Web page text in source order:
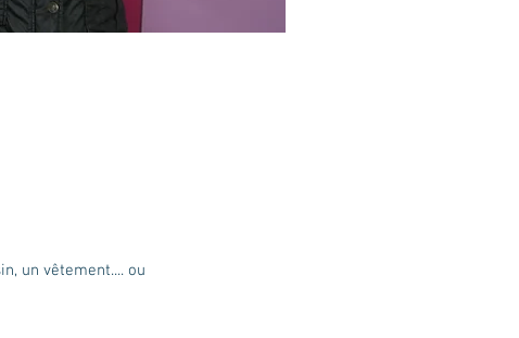
un vêtement.... ou